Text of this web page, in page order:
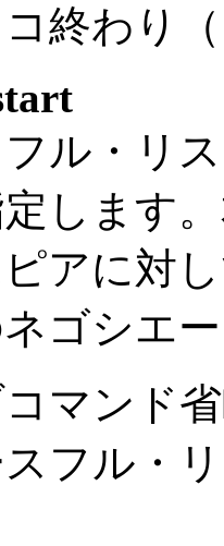
終わり
ル・リ
します
アに対
ネゴシエ
マンド
フル・